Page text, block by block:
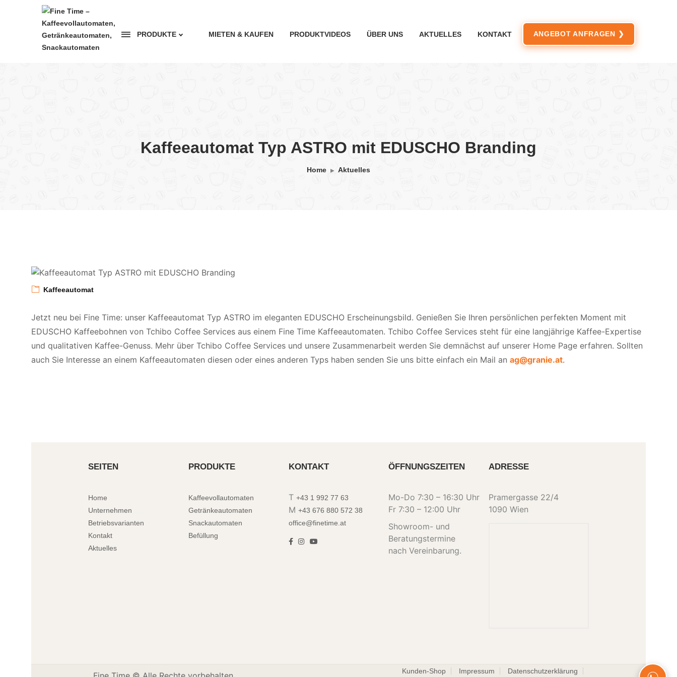
PRODUKTE MIETEN & KAUFEN PRODUKTVIDEOS ÜBER UNS AKTUELLES KONTAKT ANGEBOT ANFRAGEN ❯
Kaffeeautomat Typ ASTRO mit EDUSCHO Branding
Home Aktuelles
Kaffeeautomat
Jetzt neu bei Fine Time: unser Kaffeeautomat Typ ASTRO im eleganten EDUSCHO Erscheinungsbild. Genießen Sie Ihren persönlichen perfekten Moment mit
EDUSCHO Kaffeebohnen von Tchibo Coffee Services aus einem Fine Time Kaffeeautomaten. Tchibo Coffee Services steht für eine langjährige Kaffee-Expertise
und qualitativen Kaffee-Genuss. Mehr über Tchibo Coffee Services und unsere Zusammenarbeit werden Sie demnächst auf unserer Home Page erfahren. Sollten
auch Sie Interesse an einem Kaffeeautomaten diesen oder eines anderen Typs haben senden Sie uns bitte einfach ein Mail an ag@granie.at.
SEITEN
Home
Unternehmen
Betriebsvarianten
Kontakt
Aktuelles
PRODUKTE
Kaffeevollautomaten
Getränkeautomaten
Snackautomaten
Befüllung
KONTAKT
T +43 1 992 77 63
M +43 676 880 572 38
office@finetime.at
ÖFFNUNGSZEITEN
Mo-Do 7:30 – 16:30 Uhr
Fr 7:30 – 12:00 Uhr
Showroom- und
Beratungstermine
nach Vereinbarung.
ADRESSE
Pramergasse 22/4
1090 Wien
Kunden-Shop Impressum Datenschutzerklärung